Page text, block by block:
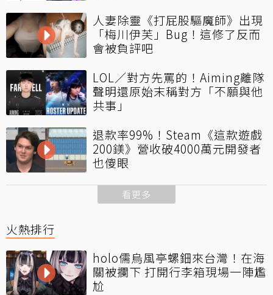
人妻除靈《打屁股驅魔師》出現
「梅川伊芙」Bug！這修了反而
會被負評吧
LOL／對方先罵的！Aiming離隊
聲明還原始末稱對方「不願與他
共事」
退款率99%！Steam《這款遊戲
200鎂》營收破4000萬元開發者
也傻眼
看更多
火熱排行
holo儒烏風亭螺鈿來台灣！在海
關被攔下 打開行李箱現場一陣尷
尬